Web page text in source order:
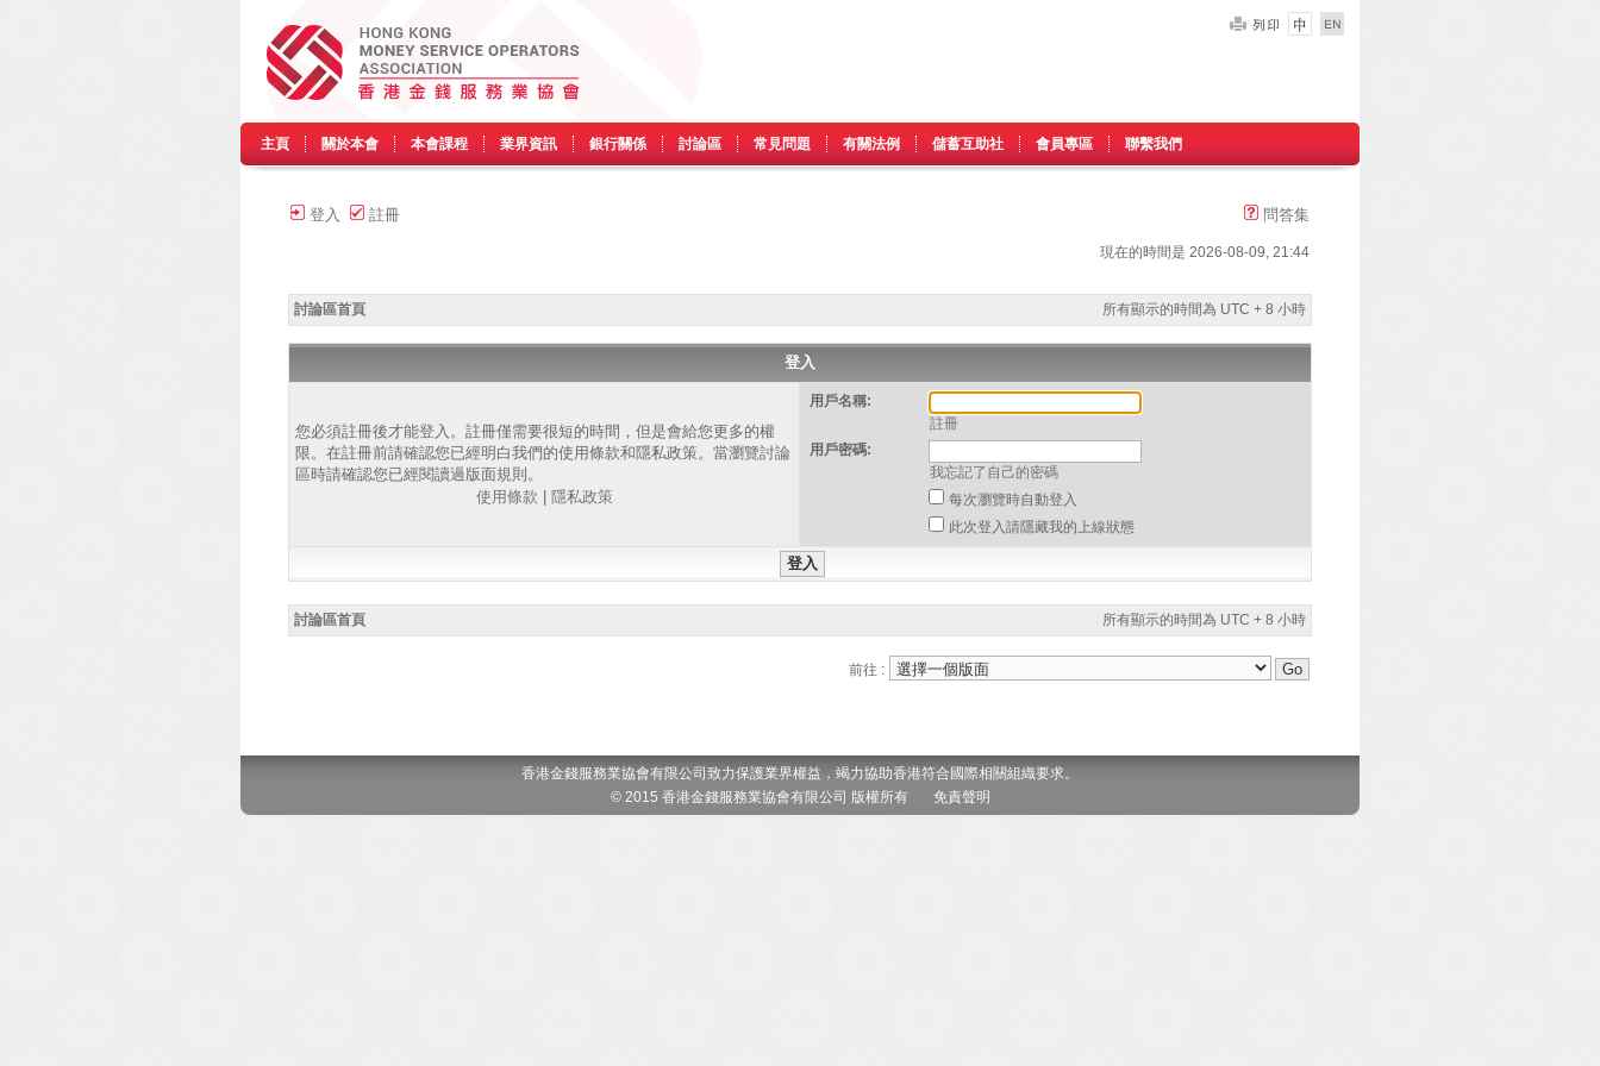
主頁 關於本會 本會課程 業界資訊 銀行關係 討論區 常見問題 有關法例 儲蓄互助社 會員專區 聯繫我們
登入 註冊 問答集
現在的時間是 2026-08-09, 21:44
討論區首頁 所有顯示的時間為 UTC + 8 小時
登入
您必須註冊後才能登入。註冊僅需要很短的時間，但是會給您更多的權
限。在註冊前請確認您已經明白我們的使用條款和隱私政策。當瀏覽討論
區時請確認您已經閱讀過版面規則。
使用條款
隱私政策
用戶名稱:
註冊
用戶密碼:
我忘記了自己的密碼
每次瀏覽時自動登入
此次登入請隱藏我的上線狀態
討論區首頁 所有顯示的時間為 UTC + 8 小時
前往 :
香港金錢服務業協會有限公司致力保護業界權益，竭力協助香港符合國際相關組織要求。
© 2015 香港金錢服務業協會有限公司 版權所有 免責聲明